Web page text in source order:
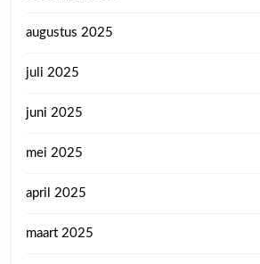
augustus 2025
juli 2025
juni 2025
mei 2025
april 2025
maart 2025